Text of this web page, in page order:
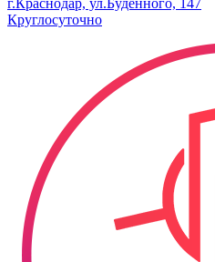
Круглосуточно